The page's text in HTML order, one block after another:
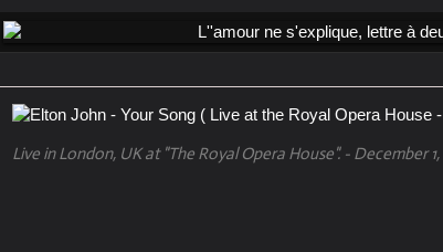
Live in London, UK at "The Royal Opera House". - December